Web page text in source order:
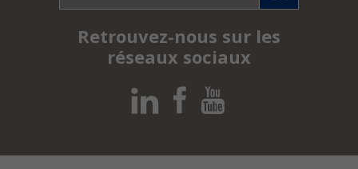
Retrouvez-nous sur les
réseaux sociaux